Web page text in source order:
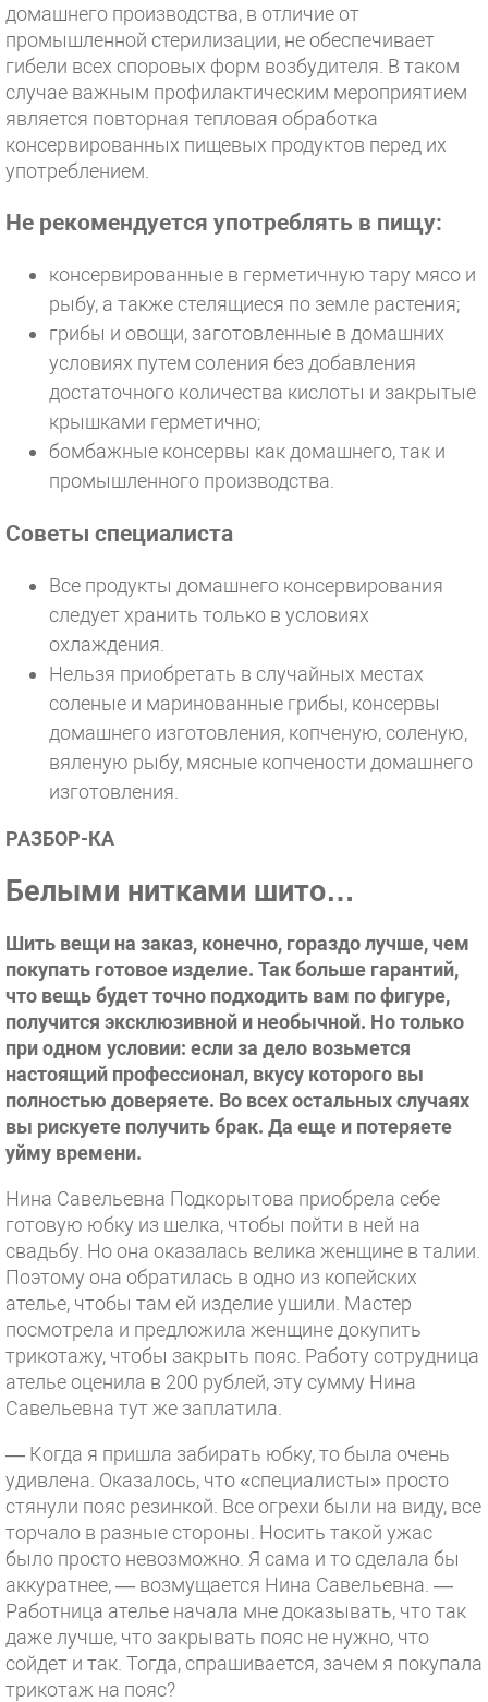
домашнего производства, в отличие от
промышленной стерилизации, не обеспечивает
гибели всех споровых форм возбудителя. В таком
случае важным профилактическим мероприятием
является повторная тепловая обработка
консервированных пищевых продуктов перед их
употреблением.
Не рекомендуется употреблять в пищу:
консервированные в герметичную тару мясо и
рыбу, а также стелящиеся по земле растения;
грибы и овощи, заготовленные в домашних
условиях путем соления без добавления
достаточного количества кислоты и закрытые
крышками герметично;
бомбажные консервы как домашнего, так и
промышленного производства.
Советы специалиста
Все продукты домашнего консервирования
следует хранить только в условиях
охлаждения.
Нельзя приобретать в случайных местах
соленые и маринованные грибы, консервы
домашнего изготовления, копченую, соленую,
вяленую рыбу, мясные копчености домашнего
изготовления.
РАЗБОР-КА
Белыми нитками шито…
Шить вещи на заказ, конечно, гораздо лучше, чем
покупать готовое изделие. Так больше гарантий,
что вещь будет точно подходить вам по фигуре,
получится эксклюзивной и необычной. Но только
при одном условии: если за дело возьмется
настоящий профессионал, вкусу которого вы
полностью доверяете. Во всех остальных случаях
вы рискуете получить брак. Да еще и потеряете
уйму времени.
Нина Савельевна Подкорытова приобрела себе
готовую юбку из шелка, чтобы пойти в ней на
свадьбу. Но она оказалась велика женщине в талии.
Поэтому она обратилась в одно из копейских
ателье, чтобы там ей изделие ушили. Мастер
посмотрела и предложила женщине докупить
трикотажу, чтобы закрыть пояс. Работу сотрудница
ателье оценила в 200 рублей, эту сумму Нина
Савельевна тут же заплатила.
— Когда я пришла забирать юбку, то была очень
удивлена. Оказалось, что «специалисты» просто
стянули пояс резинкой. Все огрехи были на виду, все
торчало в разные стороны. Носить такой ужас
было просто невозможно. Я сама и то сделала бы
аккуратнее, — возмущается Нина Савельевна. —
Работница ателье начала мне доказывать, что так
даже лучше, что закрывать пояс не нужно, что
сойдет и так. Тогда, спрашивается, зачем я покупала
трикотаж на пояс?